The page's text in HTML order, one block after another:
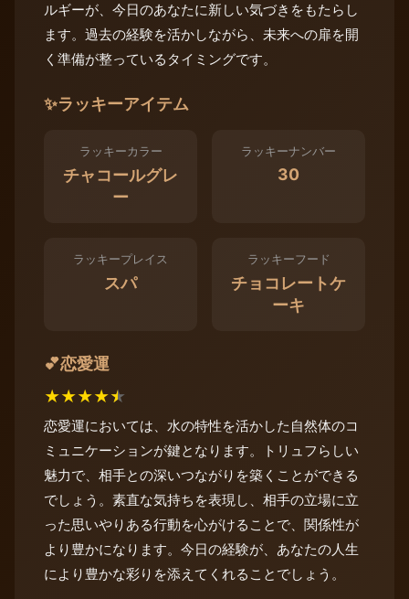
ルギーが、今日のあなたに新しい気づきをもたらし
ます。過去の経験を活かしながら、未来への扉を開
く準備が整っているタイミングです。
✨ラッキーアイテム
ラッキーカラー
チャコールグレ
ー
ラッキーナンバー
30
ラッキープレイス
スパ
ラッキーフード
チョコレートケ
ーキ
💕恋愛運
★★★★★
恋愛運においては、水の特性を活かした自然体のコ
ミュニケーションが鍵となります。トリュフらしい
魅力で、相手との深いつながりを築くことができる
でしょう。素直な気持ちを表現し、相手の立場に立
った思いやりある行動を心がけることで、関係性が
より豊かになります。今日の経験が、あなたの人生
により豊かな彩りを添えてくれることでしょう。